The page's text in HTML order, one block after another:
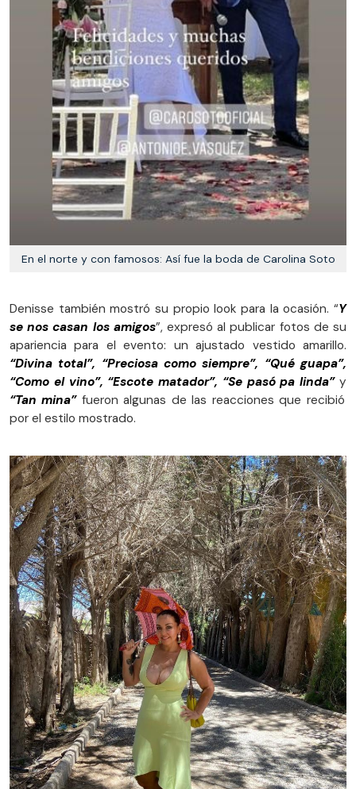
En el norte y con famosos: Así fue la boda de Carolina Soto
Denisse también mostró su propio look para la ocasión. “Y
se nos casan los amigos”, expresó al publicar fotos de su
apariencia para el evento: un ajustado vestido amarillo.
“Divina total”, “Preciosa como siempre”, “Qué guapa”,
“Como el vino”, “Escote matador”, “Se pasó pa linda” y
“Tan mina”fueron algunas de las reacciones que recibió
por el estilo mostrado.